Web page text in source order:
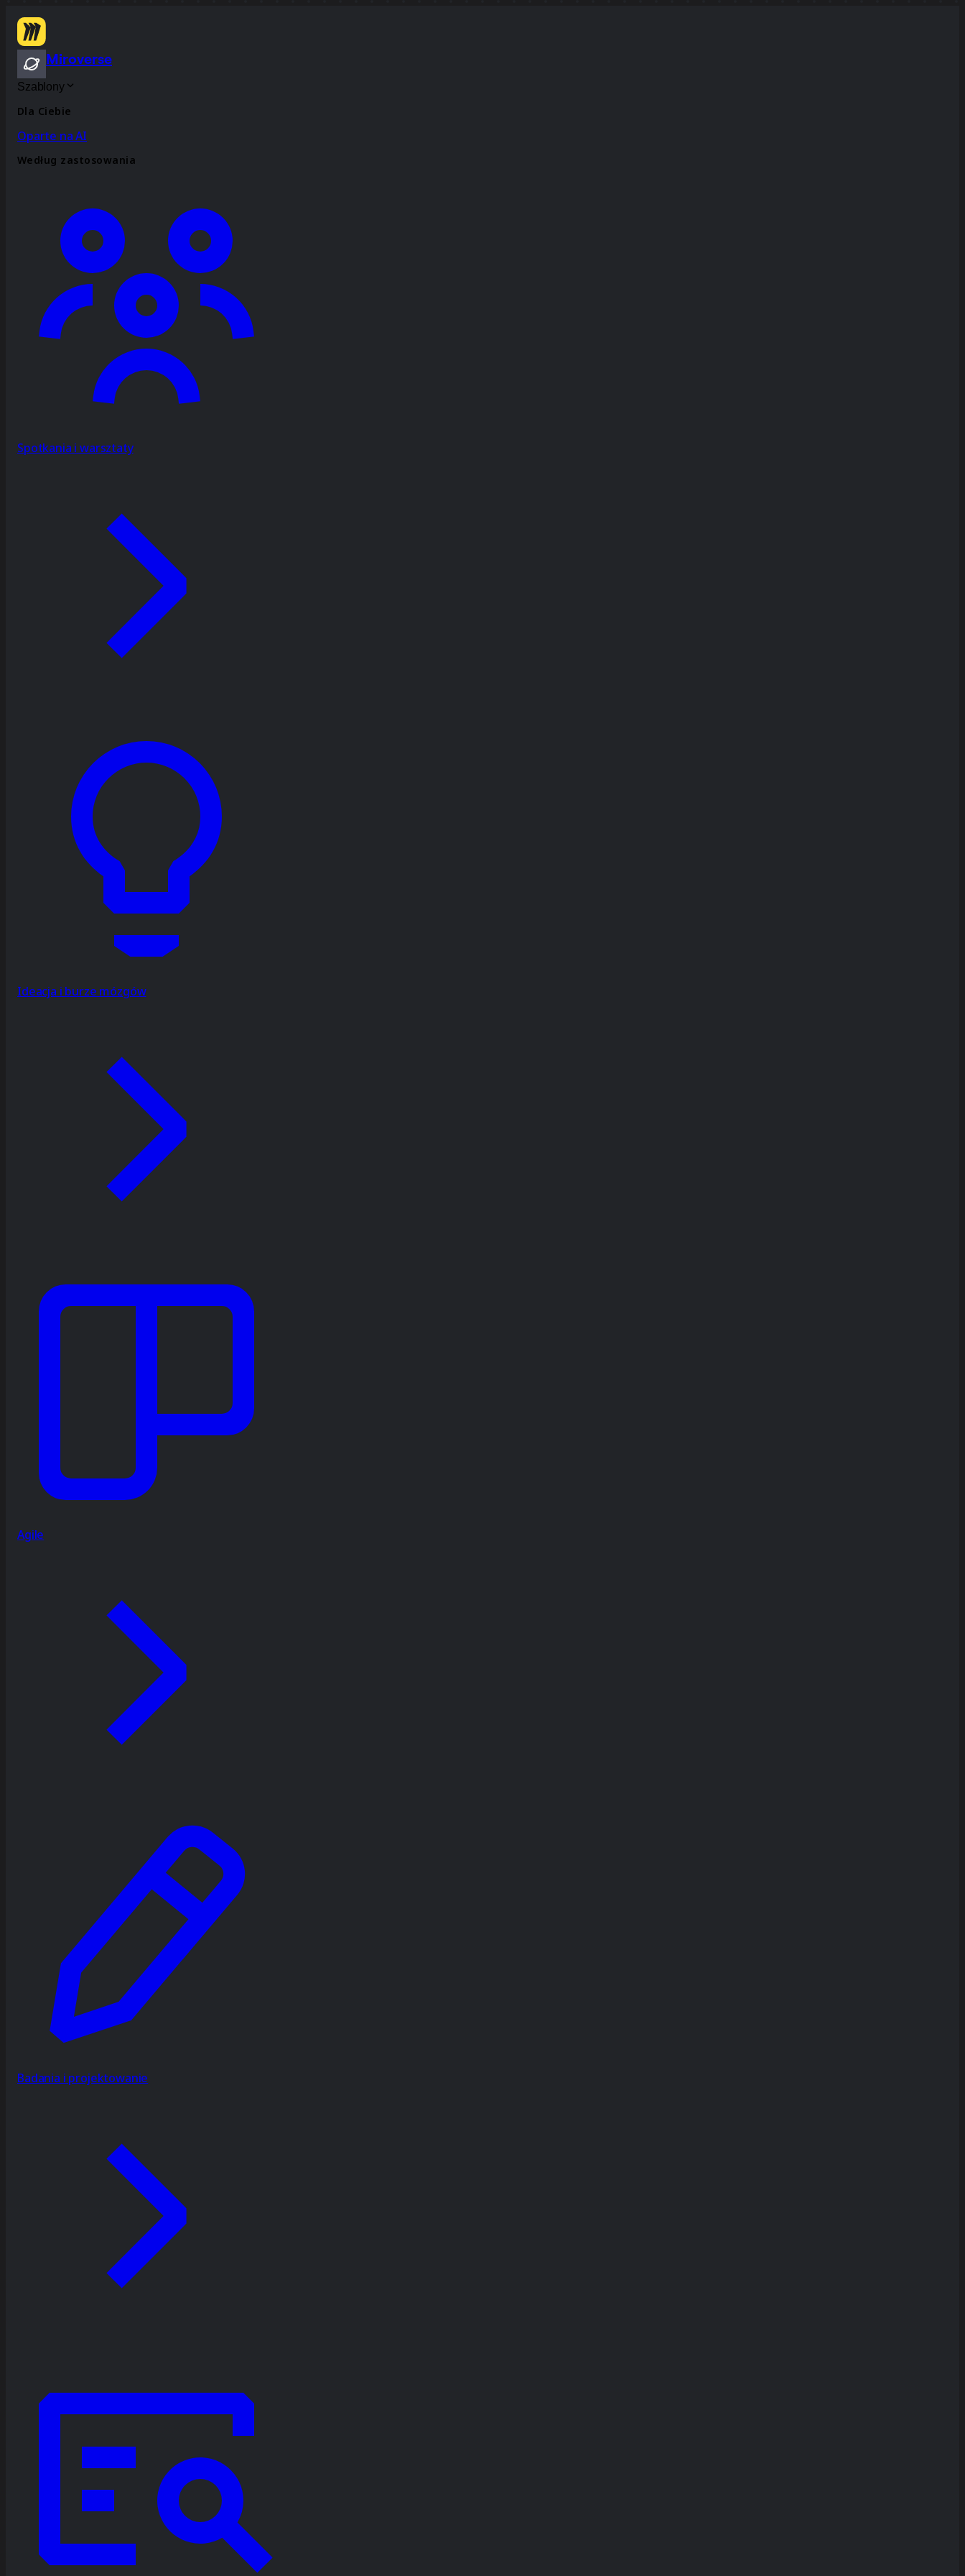
Miroverse
Szablony
Dla Ciebie
Oparte na AI
Według zastosowania
Spotkania i warsztaty
Ideacja i burze mózgów
Agile
Badania i projektowanie